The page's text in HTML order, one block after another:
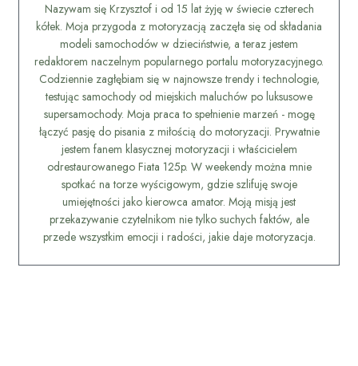
Nazywam się Krzysztof i od 15 lat żyję w świecie czterech
kółek. Moja przygoda z motoryzacją zaczęła się od składania
modeli samochodów w dzieciństwie, a teraz jestem
redaktorem naczelnym popularnego portalu motoryzacyjnego.
Codziennie zagłębiam się w najnowsze trendy i technologie,
testując samochody od miejskich maluchów po luksusowe
supersamochody. Moja praca to spełnienie marzeń - mogę
łączyć pasję do pisania z miłością do motoryzacji. Prywatnie
jestem fanem klasycznej motoryzacji i właścicielem
odrestaurowanego Fiata 125p. W weekendy można mnie
spotkać na torze wyścigowym, gdzie szlifuję swoje
umiejętności jako kierowca amator. Moją misją jest
przekazywanie czytelnikom nie tylko suchych faktów, ale
przede wszystkim emocji i radości, jakie daje motoryzacja.